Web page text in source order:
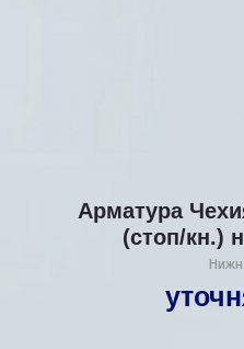
Арматура
(стоп/кн.)